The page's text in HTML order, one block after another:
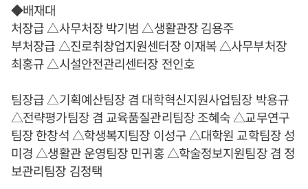
◆배재대
처장급 △사무처장 박기범 △생활관장 김용주
부처장급 △진로취창업지원센터장 이재복 △사무부처장
최홍규 △시설안전관리센터장 전인호
팀장급 △기획예산팀장 겸 대학혁신지원사업팀장 박용규
△전략평가팀장 겸 교육품질관리팀장 조혜숙 △교무연구
팀장 한창석 △학생복지팀장 이성구 △대학원 교학팀장 성
미경 △생활관 운영팀장 민귀홍 △학술정보지원팀장 겸 정
보관리팀장 김정택